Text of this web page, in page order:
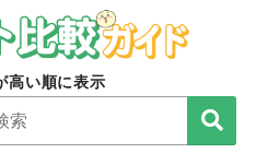
高い順に表示